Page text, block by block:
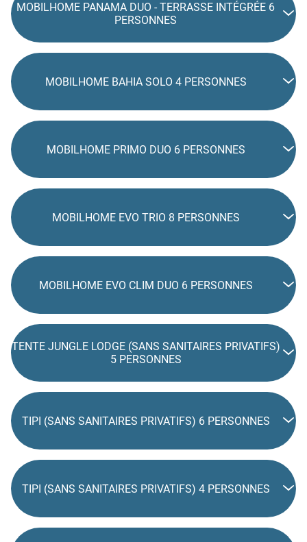
MOBILHOME PANAMA DUO - TERRASSE INTÉGRÉE 6
PERSONNES
MOBILHOME BAHIA SOLO 4 PERSONNES
MOBILHOME PRIMO DUO 6 PERSONNES
MOBILHOME EVO TRIO 8 PERSONNES
MOBILHOME EVO CLIM DUO 6 PERSONNES
TENTE JUNGLE LODGE (SANS SANITAIRES PRIVATIFS)
5 PERSONNES
TIPI (SANS SANITAIRES PRIVATIFS) 6 PERSONNES
TIPI (SANS SANITAIRES PRIVATIFS) 4 PERSONNES